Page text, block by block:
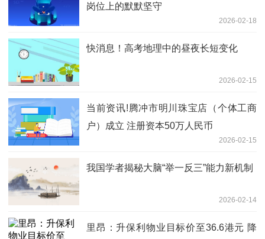
岗位上的默默坚守
2026-02-18
快消息！高考地理中的昼夜长短变化
2026-02-15
当前资讯!腾冲市明川珠宝店（个体工商
户）成立 注册资本50万人民币
2026-02-15
我国学者揭秘大脑“举一反三”能力新机制
2026-02-14
里昂：升保利物业目标价至36.6港元 降